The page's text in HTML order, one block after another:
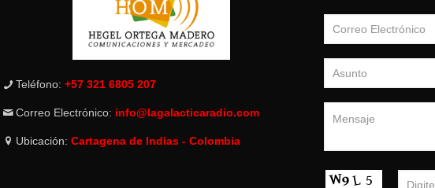
Teléfono:+57 321 6805 207
Correo Electrónico: info@lagalacticaradio.com
Ubicación:Cartagena de Indias - Colombia